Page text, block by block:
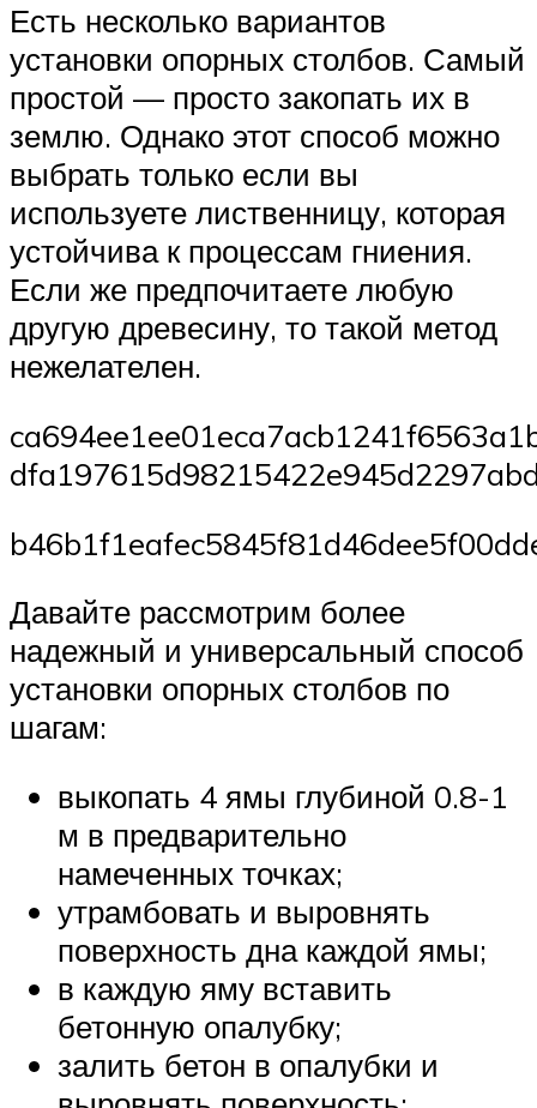
Есть несколько вариантов
установки опорных столбов. Самый
простой — просто закопать их в
землю. Однако этот способ можно
выбрать только если вы
используете лиственницу, которая
устойчива к процессам гниения.
Если же предпочитаете любую
другую древесину, то такой метод
нежелателен.
Давайте рассмотрим более
надежный и универсальный способ
установки опорных столбов по
шагам:
выкопать 4 ямы глубиной 0.8-1
м в предварительно
намеченных точках;
утрамбовать и выровнять
поверхность дна каждой ямы;
в каждую яму вставить
бетонную опалубку;
залить бетон в опалубки и